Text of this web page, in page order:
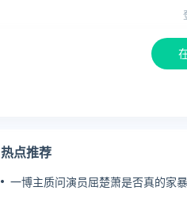
热点推荐
一博主质问演员屈楚萧是否真的家